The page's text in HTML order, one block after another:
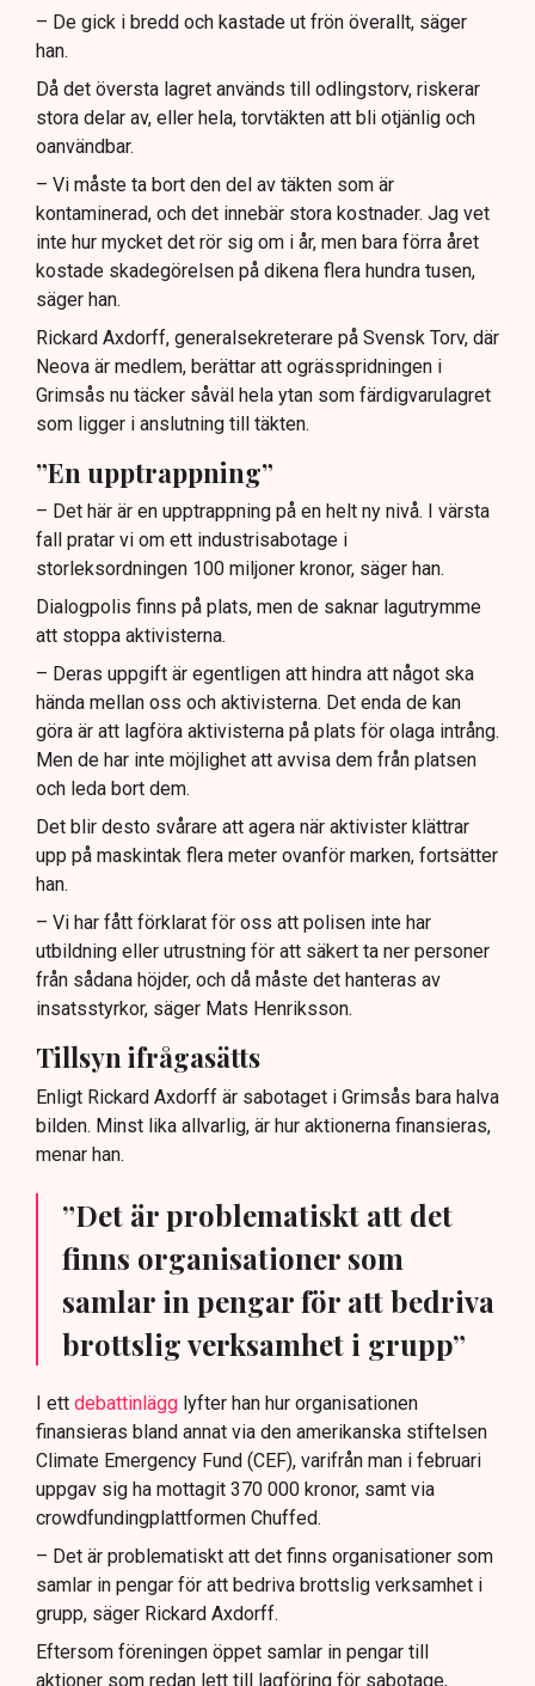
– De gick i bredd och kastade ut frön överallt, säger
han.
Då det översta lagret används till odlingstorv, riskerar
stora delar av, eller hela, torvtäkten att bli otjänlig och
oanvändbar.
– Vi måste ta bort den del av täkten som är
kontaminerad, och det innebär stora kostnader. Jag vet
inte hur mycket det rör sig om i år, men bara förra året
kostade skadegörelsen på dikena flera hundra tusen,
säger han.
Rickard Axdorff, generalsekreterare på Svensk Torv, där
Neova är medlem, berättar att ogrässpridningen i
Grimsås nu täcker såväl hela ytan som färdigvarulagret
som ligger i anslutning till täkten.
”En upptrappning”
– Det här är en upptrappning på en helt ny nivå. I värsta
fall pratar vi om ett industrisabotage i
storleksordningen 100 miljoner kronor, säger han.
Dialogpolis finns på plats, men de saknar lagutrymme
att stoppa aktivisterna.
– Deras uppgift är egentligen att hindra att något ska
hända mellan oss och aktivisterna. Det enda de kan
göra är att lagföra aktivisterna på plats för olaga intrång.
Men de har inte möjlighet att avvisa dem från platsen
och leda bort dem.
Det blir desto svårare att agera när aktivister klättrar
upp på maskintak flera meter ovanför marken, fortsätter
han.
– Vi har fått förklarat för oss att polisen inte har
utbildning eller utrustning för att säkert ta ner personer
från sådana höjder, och då måste det hanteras av
insatsstyrkor, säger Mats Henriksson.
Tillsyn ifrågasätts
Enligt Rickard Axdorff är sabotaget i Grimsås bara halva
bilden. Minst lika allvarlig, är hur aktionerna finansieras,
menar han.
”Det är problematiskt att det
finns organisationer som
samlar in pengar för att bedriva
brottslig verksamhet i grupp”
I ett debattinlägg lyfter han hur organisationen
finansieras bland annat via den amerikanska stiftelsen
Climate Emergency Fund (CEF), varifrån man i februari
uppgav sig ha mottagit 370 000 kronor, samt via
crowdfundingplattformen Chuffed.
– Det är problematiskt att det finns organisationer som
samlar in pengar för att bedriva brottslig verksamhet i
grupp, säger Rickard Axdorff.
Eftersom föreningen öppet samlar in pengar till
aktioner som redan lett till lagföring för sabotage,